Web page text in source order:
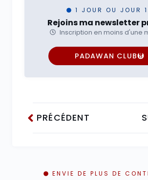
1 JOUR OU JOUR
Rejoins ma newsletter
Inscription en moins d'une
PADAWAN CLUB
PRÉCÉDENT
ENVIE DE PLUS DE